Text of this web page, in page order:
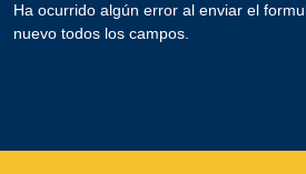
Ha ocurrido algún error al enviar el
nuevo todos los campos.